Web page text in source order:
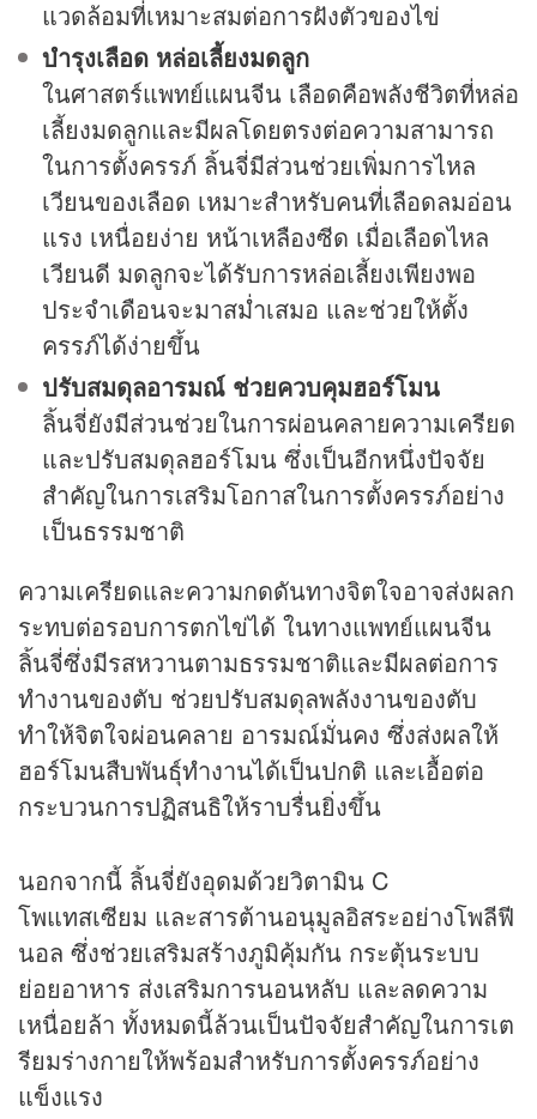
แวดล้อมที่เหมาะสมต่อการฝังตัวของไข่
บำรุงเลือด หล่อเลี้ยงมดลูก
ในศาสตร์แพทย์แผนจีน เลือดคือพลังชีวิตที่หล่อ
เลี้ยงมดลูกและมีผลโดยตรงต่อความสามารถ
ในการตั้งครรภ์ ลิ้นจี่มีส่วนช่วยเพิ่มการไหล
เวียนของเลือด เหมาะสำหรับคนที่เลือดลมอ่อน
แรง เหนื่อยง่าย หน้าเหลืองซีด เมื่อเลือดไหล
เวียนดี มดลูกจะได้รับการหล่อเลี้ยงเพียงพอ
ประจำเดือนจะมาสม่ำเสมอ และช่วยให้ตั้ง
ครรภ์ได้ง่ายขึ้น
ปรับสมดุลอารมณ์ ช่วยควบคุมฮอร์โมน
ลิ้นจี่ยังมีส่วนช่วยในการผ่อนคลายความเครียด
และปรับสมดุลฮอร์โมน ซึ่งเป็นอีกหนึ่งปัจจัย
สำคัญในการเสริมโอกาสในการตั้งครรภ์อย่าง
เป็นธรรมชาติ
ความเครียดและความกดดันทางจิตใจอาจส่งผลก
ระทบต่อรอบการตกไข่ได้ ในทางแพทย์แผนจีน
ลิ้นจี่ซึ่งมีรสหวานตามธรรมชาติและมีผลต่อการ
ทำงานของตับ ช่วยปรับสมดุลพลังงานของตับ
ทำให้จิตใจผ่อนคลาย อารมณ์มั่นคง ซึ่งส่งผลให้
ฮอร์โมนสืบพันธุ์ทำงานได้เป็นปกติ และเอื้อต่อ
กระบวนการปฏิสนธิให้ราบรื่นยิ่งขึ้น
นอกจากนี้ ลิ้นจี่ยังอุดมด้วยวิตามิน C
โพแทสเซียม และสารต้านอนุมูลอิสระอย่างโพลีฟี
นอล ซึ่งช่วยเสริมสร้างภูมิคุ้มกัน กระตุ้นระบบ
ย่อยอาหาร ส่งเสริมการนอนหลับ และลดความ
เหนื่อยล้า ทั้งหมดนี้ล้วนเป็นปัจจัยสำคัญในการเต
รียมร่างกายให้พร้อมสำหรับการตั้งครรภ์อย่าง
แข็งแรง